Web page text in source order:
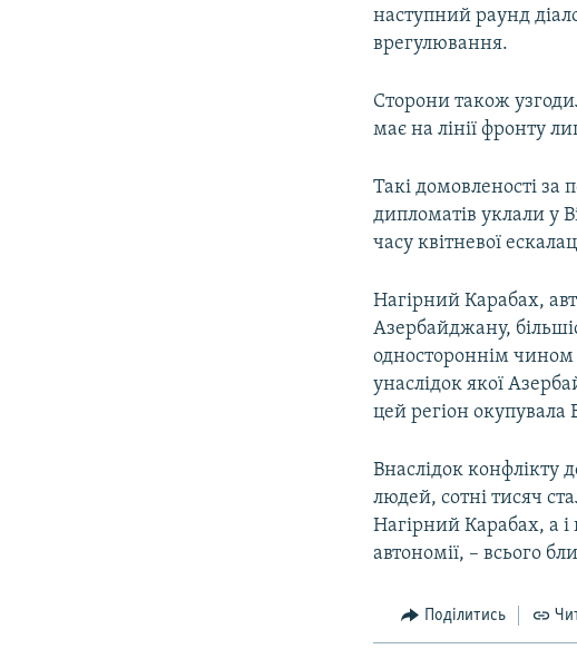
наступний раунд
врегулювання.
Сторони також
має на лінії фронту
Такі домовленості
дипломатів уклали у
часу квітневої
Нагірний Карабах,
Азербайджану,
одностороннім чином
унаслідок якої
цей регіон окупувала
Внаслідок конфлікту
людей, сотні тисяч
Нагірний Карабах, а і
автономії, – всього
Поділитись